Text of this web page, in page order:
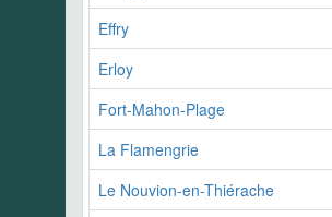
Effry
Erloy
Fort-Mahon-Plage
La Flamengrie
Le Nouvion-en-Thiérache